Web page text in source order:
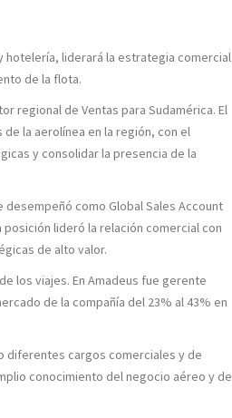
hotelería, liderará la estrategia comercial
de la flota.
regional de Ventas para Sudamérica. El
la aerolínea en la región, con el
y consolidar la presencia de la
como Global Sales Account
lideró la relación comercial con
de alto valor.
los viajes. En Amadeus fue gerente
de la compañía del 23% al 43% en
diferentes cargos comerciales y de
conocimiento del negocio aéreo y de